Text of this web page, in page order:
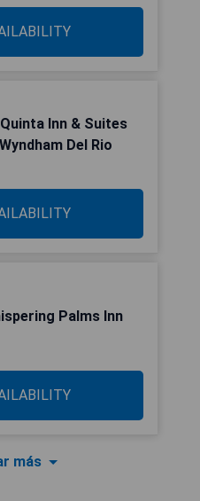
Inn & Suites
Del Rio
Palms Inn
más